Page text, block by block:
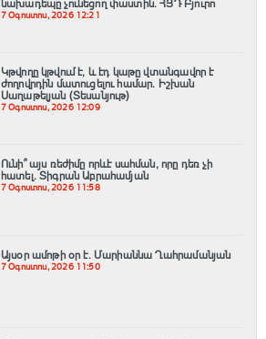
նախադեպը չունեցող փաստին. ՀՅԴ Բյուրո
7 Օգոստոս, 2026 12:21
Կթվողը կթվում է, և էդ կաթը վտանգավոր է
ժողովրդին մատուցելու համար. Իշխան
Սաղաթելյան (Տեսանյութ)
7 Օգոստոս, 2026 12:09
Ունի՞ այս ռեժիմը որևէ սահման, որը դեռ չի
հատել. Տիգրան Աբրահամյան
7 Օգոստոս, 2026 11:58
Այսօր ամոթի օր է. Մարիաննա Ղահրամանյան
7 Օգոստոս, 2026 11:50